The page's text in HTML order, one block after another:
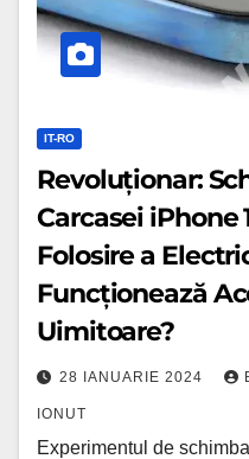
Prin
Simplă
a
Electricității!
Această
Tehnologie
Uimitoare?
IT-RO
Revoluționar:
Carcasei iPhone
Folosire a
Funcționează
Uimitoare?
28 IANUARIE 2024
IONUT
Experimentul de